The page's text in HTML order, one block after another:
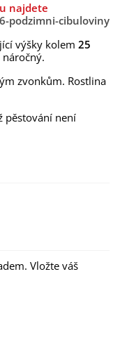
najdete
podzimni-cibuloviny
výšky kolem 25
náročný.
zvonkům. Rostlina
pěstování není
Vložte váš